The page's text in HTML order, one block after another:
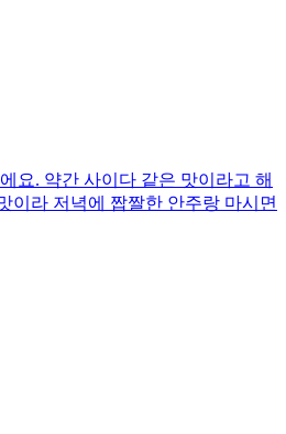
요. 약간 사이다 같은 맛이라고 해
이라 저녁에 짭짤한 안주랑 마시면